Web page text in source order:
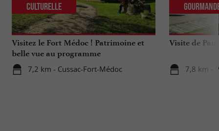
Visitez le Fort Médoc ! Patrimoine et
belle vue au programme
7,2 km - Cussac-Fort-Médoc
Culturelle
Visite de
7,8 km -